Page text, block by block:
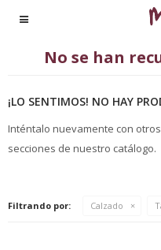

No se han
¡LO SENTIMOS! NO HAY
Inténtalo nuevamente con
secciones de nuestro catálogo.
Filtrando por: Calzado